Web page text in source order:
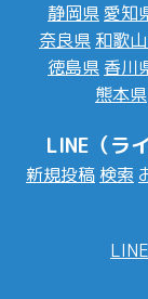
静岡県愛知
奈良県 和歌
徳島県 香川
熊本県
LINE（ラ
新規投稿 検索